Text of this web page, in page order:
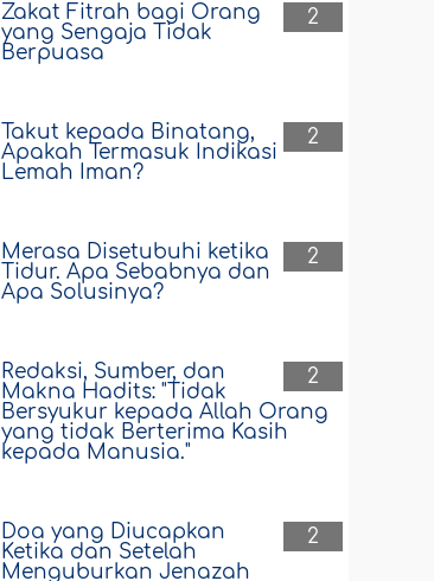
2
Zakat Fitrah bagi Orang
yang Sengaja Tidak
Berpuasa
2
Takut kepada Binatang,
Apakah Termasuk Indikasi
Lemah Iman?
2
Merasa Disetubuhi ketika
Tidur. Apa Sebabnya dan
Apa Solusinya?
2
Redaksi, Sumber, dan
Makna Hadits: "Tidak
Bersyukur kepada Allah Orang
yang tidak Berterima Kasih
kepada Manusia."
2
Doa yang Diucapkan
Ketika dan Setelah
Menguburkan Jenazah